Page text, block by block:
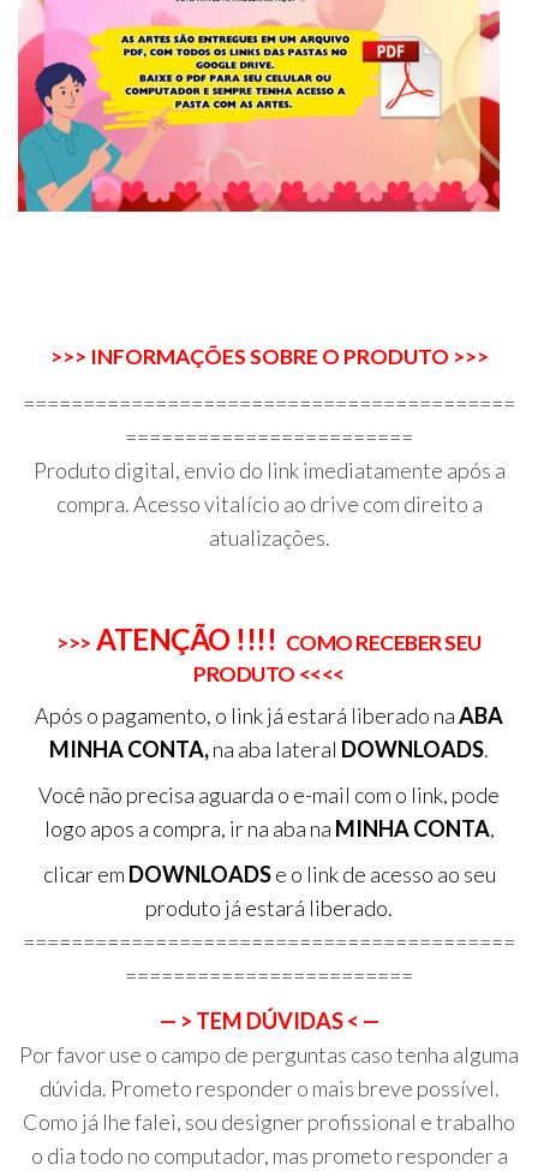
>>> INFORMAÇÕES SOBRE O PRODUTO >>>
=========================================
========================
Produto digital, envio do link imediatamente após a
compra. Acesso vitalício ao drive com direito a
atualizações.
>>> ATENÇÃO !!!! COMO RECEBER SEU
PRODUTO <<<<
Após o pagamento, o link já estará liberado naABA
MINHA CONTA,na aba lateral DOWNLOADS.
Você não precisa aguarda o e-mail com o link, pode
logo apos a compra, ir na aba na MINHA CONTA,
clicar em DOWNLOADSe o link de acesso ao seu
produto já estará liberado.
=========================================
========================
— > TEM DÚVIDAS < —
Por favor use o campo de perguntas caso tenha alguma
dúvida. Prometo responder o mais breve possível.
Como já lhe falei, sou designer profissional e trabalho
o dia todo no computador, mas prometo responder a